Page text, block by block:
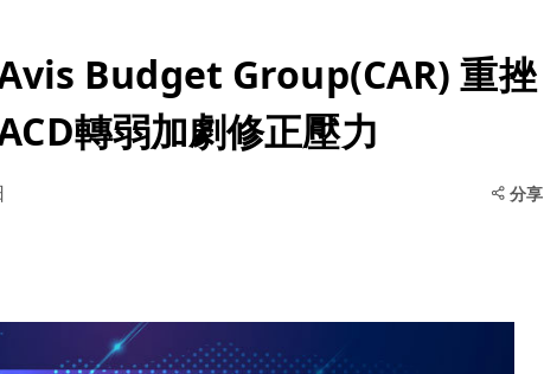
Avis Budget Group(CAR) 重挫
轉弱加劇修正壓力
分享